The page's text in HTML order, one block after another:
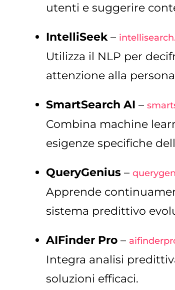
utenti e suggerire
IntelliSeek–
Utilizza il NLP per
attenzione alla
SmartSearch AI –
Combina machine
esigenze specifiche
QueryGenius–
Apprende
sistema predittivo
AIFinder Pro–
Integra analisi
soluzioni efficaci.